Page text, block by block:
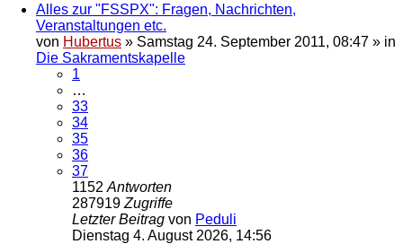
Alles zur "FSSPX": Fragen, Nachrichten,
Veranstaltungen etc.
von Hubertus » Samstag 24. September 2011, 08:47 » in
Die Sakramentskapelle
1
…
33
34
35
36
37
1152 Antworten
287919 Zugriffe
Letzter Beitrag von Peduli
Dienstag 4. August 2026, 14:56